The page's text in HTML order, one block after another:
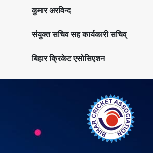
कुमार अरविन्द
संयुक्त सचिव सह कार्यकारी सचिव्
बिहार क्रिकेट एसोसिएशन